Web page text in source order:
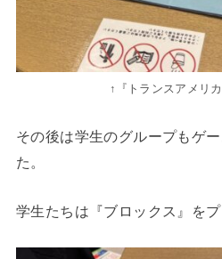
↑『トランスアメリ
その後は学生のグループもゲ
た。
学生たちは『ブロックス』をプ